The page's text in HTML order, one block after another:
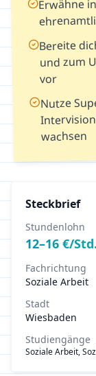
Bereite
und zum
vor
Nutze
wachsen
Steckbrief
Stundenlohn
12–16 €/Std.
Fachrichtung
Soziale Arbeit
Stadt
Wiesbaden
Studiengänge
Soziale Arbeit,